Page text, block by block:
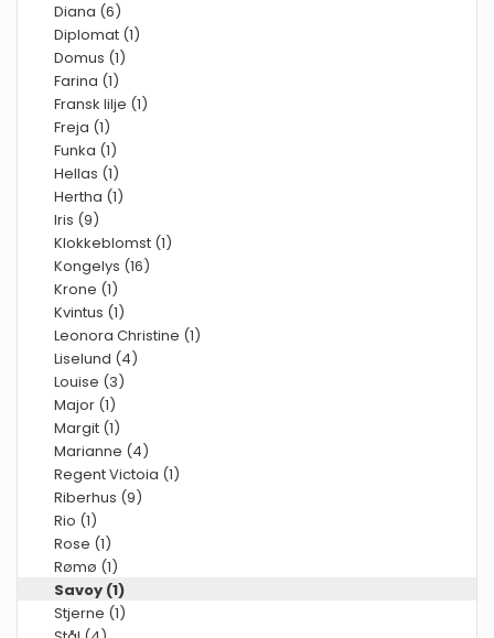
Diana (6)
Diplomat (1)
Domus (1)
Farina (1)
Fransk lilje (1)
Freja (1)
Funka (1)
Hellas (1)
Hertha (1)
Iris (9)
Klokkeblomst (1)
Kongelys (16)
Krone (1)
Kvintus (1)
Leonora Christine (1)
Liselund (4)
Louise (3)
Major (1)
Margit (1)
Marianne (4)
Regent Victoia (1)
Riberhus (9)
Rio (1)
Rose (1)
Rømø (1)
Savoy (1)
Stjerne (1)